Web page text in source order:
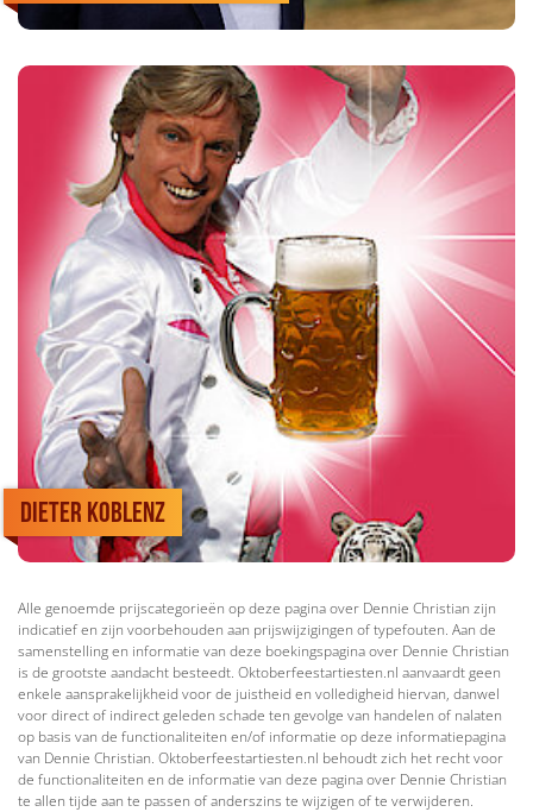
Dieter Koblenz
Alle genoemde prijscategorieën op deze pagina over Dennie Christian zijn
indicatief en zijn voorbehouden aan prijswijzigingen of typefouten. Aan de
samenstelling en informatie van deze boekingspagina over Dennie Christian
is de grootste aandacht besteedt. Oktoberfeestartiesten.nl aanvaardt geen
enkele aansprakelijkheid voor de juistheid en volledigheid hiervan, danwel
voor direct of indirect geleden schade ten gevolge van handelen of nalaten
op basis van de functionaliteiten en/of informatie op deze informatiepagina
van Dennie Christian. Oktoberfeestartiesten.nl behoudt zich het recht voor
de functionaliteiten en de informatie van deze pagina over Dennie Christian
te allen tijde aan te passen of anderszins te wijzigen of te verwijderen.